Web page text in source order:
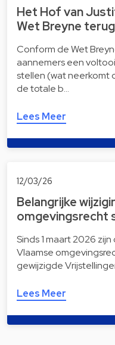
Het Hof van
Wet Breyne terug
Conform de Wet
aannemers een
stellen (wat neerkomt
de totale b…
Lees Meer
12/03/26
Belangrijke
omgevingsrecht
Sinds 1 maart 2026
Vlaamse
gewijzigde
Lees Meer